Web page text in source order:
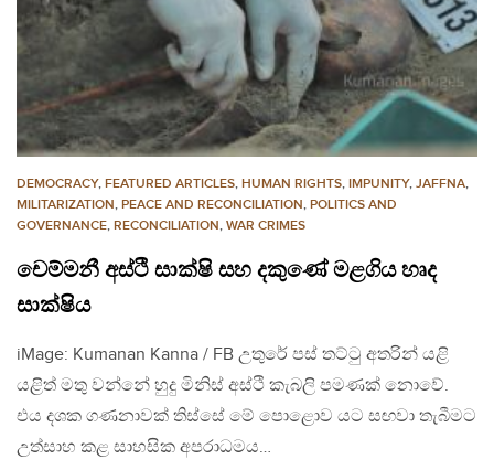
DEMOCRACY, FEATURED ARTICLES, HUMAN RIGHTS, IMPUNITY, JAFFNA,
MILITARIZATION, PEACE AND RECONCILIATION, POLITICS AND
GOVERNANCE, RECONCILIATION, WAR CRIMES
චෙම්මනී අස්ථි සාක්ෂි සහ දකුණේ මළගිය හෘද
සාක්ෂිය
iMage: Kumanan Kanna / FB උතුරේ පස් තට්ටු අතරින් යළි
යළිත් මතු වන්නේ හුදු මිනිස් අස්ථි කැබලි පමණක් නොවේ.
එය දශක ගණනාවක් තිස්සේ මේ පොළොව යට සඟවා තැබීමට
උත්සාහ කළ සාහසික අපරාධමය…